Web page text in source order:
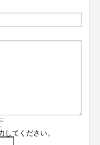
してください。